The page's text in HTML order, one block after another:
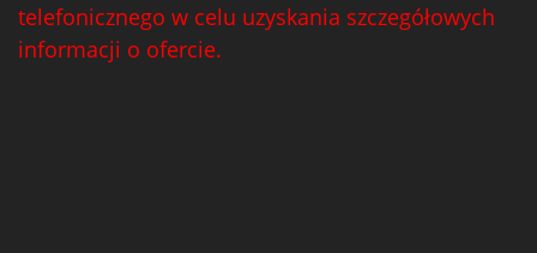
telefonicznego w celu uzyskania szczegółowych
informacji o ofercie.